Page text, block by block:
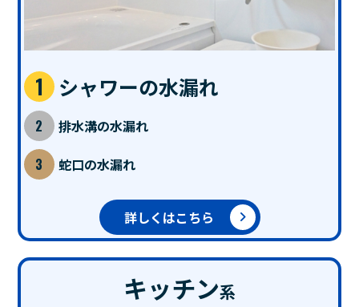
シャワーの水漏れ
排水溝の水漏れ
蛇口の水漏れ
詳しくはこちら
キッチン系